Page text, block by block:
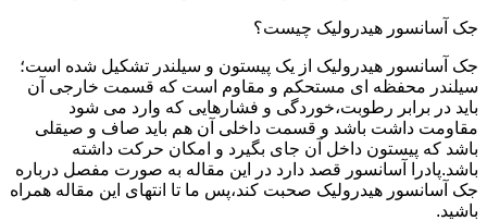
جک آسانسور هیدرولیک چیست؟
جک آسانسور هیدرولیک از یک پیستون و سیلندر تشکیل شده است؛
سیلندر محفظه ای مستحکم و مقاوم است که قسمت خارجی آن
باید در برابر رطوبت،خوردگی و فشارهایی که وارد می شود
مقاومت داشت باشد و قسمت داخلی آن هم باید صاف و صیقلی
باشد که پیستون داخل آن جای بگیرد و امکان حرکت داشته
باشد.پادرا آسانسور قصد دارد در این مقاله به صورت مفصل درباره
جک آسانسور هیدرولیک صحبت کند،پس ما تا انتهای این مقاله همراه
باشید.